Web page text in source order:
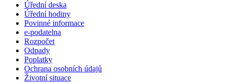
Úřední deska
Úřední hodiny
Povinné informace
e-podatelna
Rozpočet
Odpady
Poplatky
Ochrana osobních údajů
Životní situace